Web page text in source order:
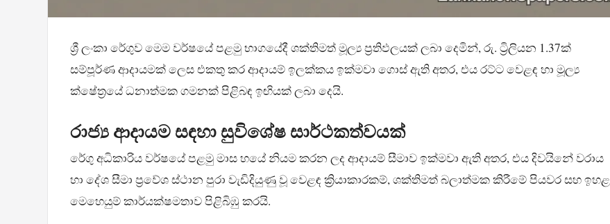
ශ්‍රී ලංකා රේගුව මෙම වර්ෂයේ පළමු භාගයේදී ශක්තිමත් මූල්‍ය ප්‍රතිඵලයක් ලබා දෙමින්, රු. ට්‍රිලියන 1.37ක්
සම්පූර්ණ ආදායමක් ලෙස එකතු කර ආදායම් ඉලක්කය ඉක්මවා ගොස් ඇති අතර, එය රට්ට වෙළඳ හා මූල්‍ය
ක්ෂේත්‍රයේ ධනාත්මක ගමනක් පිළිබඳ ඉඟියක් ලබා දෙයි.
රාජ්‍ය ආදායම සඳහා සුවිශේෂ සාර්ථකත්වයක්
රේගු අධිකාරිය වර්ෂයේ පළමු මාස හයේ නියම කරන ලද ආදායම් සීමාව ඉක්මවා ඇති අතර, එය දිවයිනේ වරාය
හා දේශ සීමා ප්‍රවේශ ස්ථාන පුරා වැඩිදියුණු වූ වෙළඳ ක්‍රියාකාරකම්, ශක්තිමත් බලාත්මක කිරීමේ පියවර සහ ඉහළ
මෙහෙයුම් කාර්යක්ෂමතාව පිළිබිඹු කරයි.